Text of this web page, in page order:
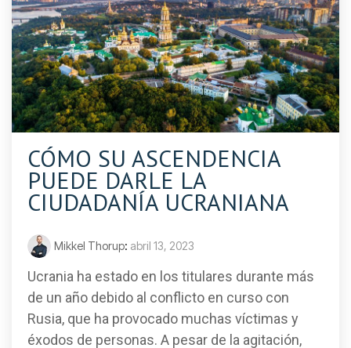
CÓMO SU ASCENDENCIA
PUEDE DARLE LA
CIUDADANÍA UCRANIANA
Mikkel Thorup: abril 13, 2023
Ucrania ha estado en los titulares durante más
de un año debido al conflicto en curso con
Rusia, que ha provocado muchas víctimas y
éxodos de personas. A pesar de la agitación,